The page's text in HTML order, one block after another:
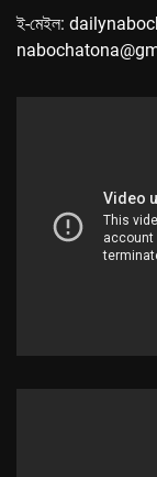
ই-মেইল: